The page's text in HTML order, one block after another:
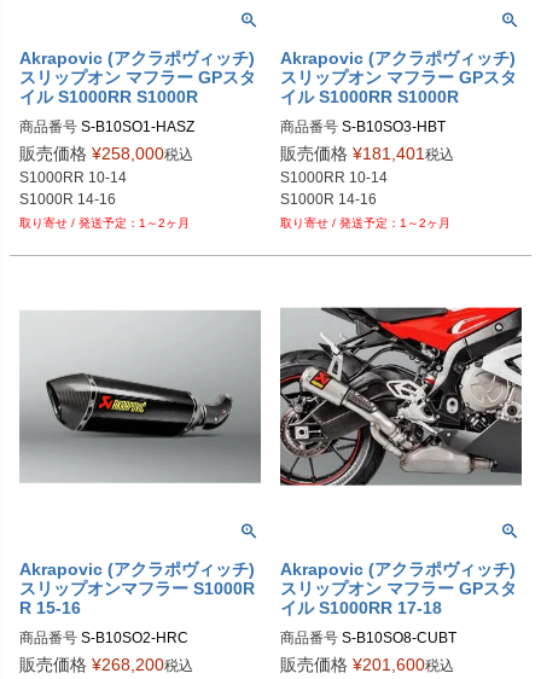
Akrapovic (アクラポヴィッチ)
スリップオン マフラー GPスタ
イル S1000RR S1000R
商品番号
販売価格 ¥258,000税込
S1000RR 10-14
S1000R 14-16
1～2ヶ月
Akrapovic (アクラポヴィッチ)
スリップオン マフラー GPスタ
イル S1000RR S1000R
商品番号
販売価格 ¥181,401税込
S1000RR 10-14
S1000R 14-16
1～2ヶ月
Akrapovic (アクラポヴィッチ)
スリップオンマフラー S1000R
R 15-16
商品番号
販売価格 ¥268,200税込
Akrapovic (アクラポヴィッチ)
スリップオン マフラー GPスタ
イル S1000RR 17-18
商品番号 S-B10SO8-CUBT
販売価格 ¥201,600税込